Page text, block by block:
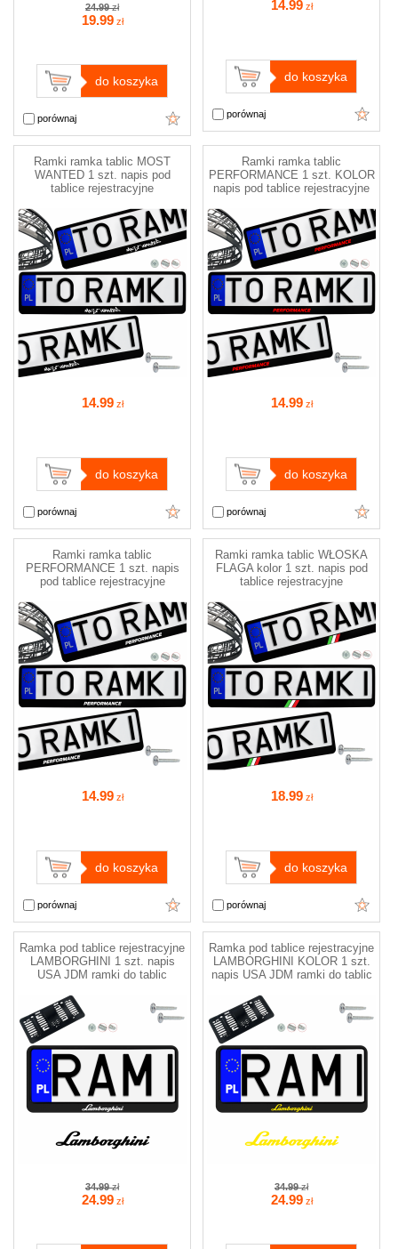
24.99 zł
19.99 zł
do koszyka
porównaj
14.99 zł
do koszyka
porównaj
Ramki ramka tablic MOST
WANTED 1 szt. napis pod
tablice rejestracyjne
14.99 zł
do koszyka
porównaj
Ramki ramka tablic
PERFORMANCE 1 szt. KOLOR
napis pod tablice rejestracyjne
14.99 zł
do koszyka
porównaj
Ramki ramka tablic
PERFORMANCE 1 szt. napis
pod tablice rejestracyjne
14.99 zł
do koszyka
porównaj
Ramki ramka tablic WŁOSKA
FLAGA kolor 1 szt. napis pod
tablice rejestracyjne
18.99 zł
do koszyka
porównaj
Ramka pod tablice rejestracyjne
LAMBORGHINI 1 szt. napis
USA JDM ramki do tablic
34.99 zł
24.99 zł
Ramka pod tablice rejestracyjne
LAMBORGHINI KOLOR 1 szt.
napis USA JDM ramki do tablic
34.99 zł
24.99 zł